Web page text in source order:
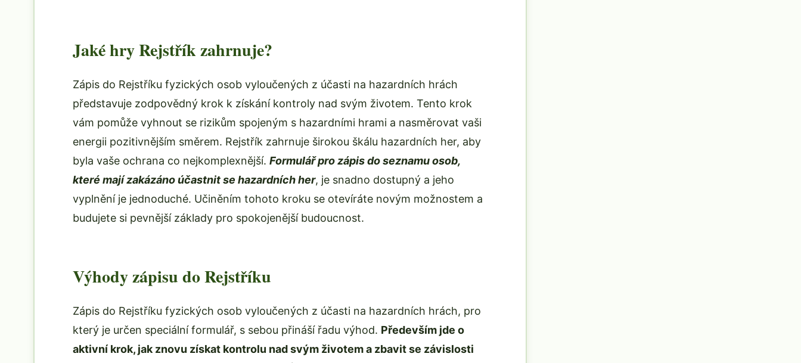
Jaké hry Rejstřík zahrnuje?
Zápis do Rejstříku fyzických osob vyloučených z účasti na hazardních hrách
představuje zodpovědný krok k získání kontroly nad svým životem. Tento krok
vám pomůže vyhnout se rizikům spojeným s hazardními hrami a nasměrovat vaši
energii pozitivnějším směrem. Rejstřík zahrnuje širokou škálu hazardních her, aby
byla vaše ochrana co nejkomplexnější. Formulář pro zápis do seznamu osob,
které mají zakázáno účastnit se hazardních her, je snadno dostupný a jeho
vyplnění je jednoduché. Učiněním tohoto kroku se otevíráte novým možnostem a
budujete si pevnější základy pro spokojenější budoucnost.
Výhody zápisu do Rejstříku
Zápis do Rejstříku fyzických osob vyloučených z účasti na hazardních hrách, pro
který je určen speciální formulář, s sebou přináší řadu výhod. Především jde o
aktivní krok, jak znovu získat kontrolu nad svým životem a zbavit se závislosti